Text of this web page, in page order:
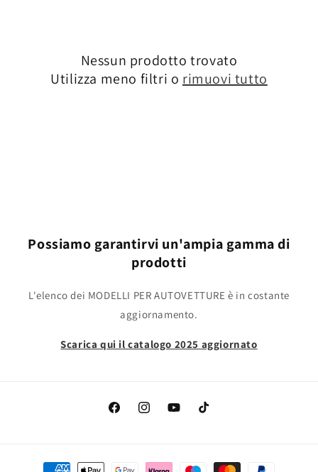
Nessun prodotto trovato
Utilizza meno filtri o rimuovi tutto
Possiamo garantirvi un'ampia gamma di
prodotti
L'elenco dei MODELLI PER AUTOVETTURE è in costante
aggiornamento.
Scarica qui il catalogo 2025 aggiornato
FacebookInstagramYouTubeTikTok
Metodi